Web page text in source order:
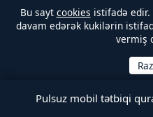
Bu sayt cookies istifadə
davam edərək kukilərin
vermiş
Pulsuz mobil tətbiqi